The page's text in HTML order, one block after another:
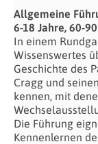
Allgemeine
6-18 Jahre, 60-
In einem
Wissenswertes
Geschichte des
Cragg und
kennen, mit
Die Führung
Kennenlernen